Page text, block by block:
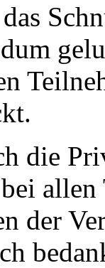
die
der